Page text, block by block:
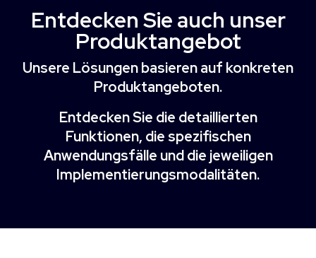
Entdecken Sie auch unser
Produktangebot
Unsere Lösungen basieren auf konkreten
Produktangeboten.
Entdecken Sie die detaillierten
Funktionen, die spezifischen
Anwendungsfälle und die jeweiligen
Implementierungsmodalitäten.